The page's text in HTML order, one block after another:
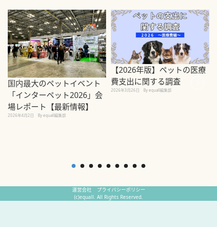
国内最大のペットイベント
「インターペット2026」会
場レポート【最新情報】
2026年4月2日 By equall編集部
【2026年版】ペットの医療
費支出に関する調査
2026年3月26日 By equall編集部
運営会社
プライバシーポリシー
(c)equall. All Rights Reserved.